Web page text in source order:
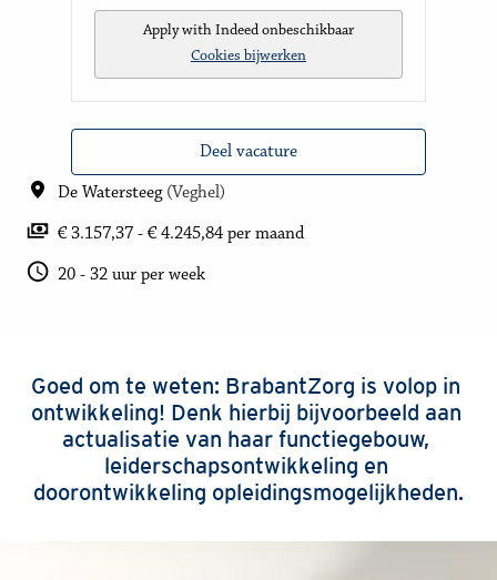
Apply with Indeed onbeschikbaar
Cookies bijwerken
Deel vacature
De Watersteeg (Veghel)
€ 3.157,37 - € 4.245,84 per maand
20 - 32 uur per week
Goed om te weten: BrabantZorg is volop in
ontwikkeling! Denk hierbij bijvoorbeeld aan
actualisatie van haar functiegebouw,
leiderschapsontwikkeling en
doorontwikkeling opleidingsmogelijkheden.